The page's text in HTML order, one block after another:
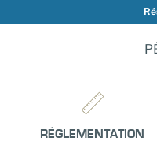
RÉGLEMENTATION